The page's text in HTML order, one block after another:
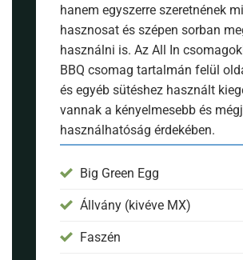
hanem egyszerre szeretnének
hasznosat és szépen sorban
használni is. Az All In
BBQ csomag tartalmán felül
és egyéb sütéshez használt
vannak a kényelmesebb és
használhatóság érdekében.
Big Green Egg
Állvány (kivéve MX)
Faszén